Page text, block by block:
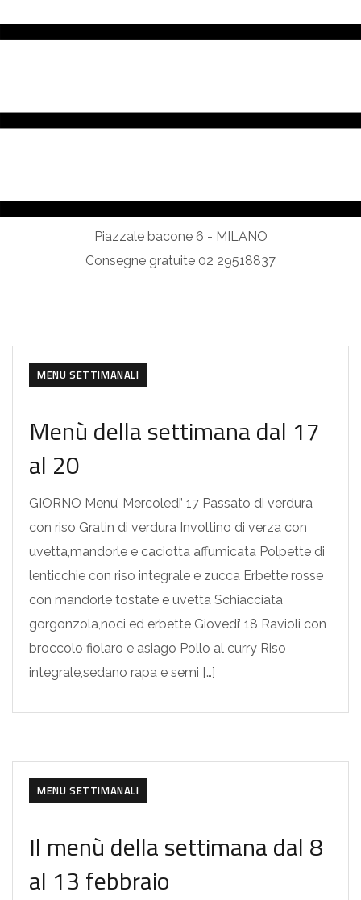
Piazzale bacone 6 - MILANO
Consegne gratuite 02 29518837
MENU SETTIMANALI
Menù della settimana dal 17
al 20
GIORNO Menu’ Mercoledi’ 17 Passato di verdura
con riso Gratin di verdura Involtino di verza con
uvetta,mandorle e caciotta affumicata Polpette di
lenticchie con riso integrale e zucca Erbette rosse
con mandorle tostate e uvetta Schiacciata
gorgonzola,noci ed erbette Giovedi’ 18 Ravioli con
broccolo fiolaro e asiago Pollo al curry Riso
integrale,sedano rapa e semi […]
MENU SETTIMANALI
Il menù della settimana dal 8
al 13 febbraio